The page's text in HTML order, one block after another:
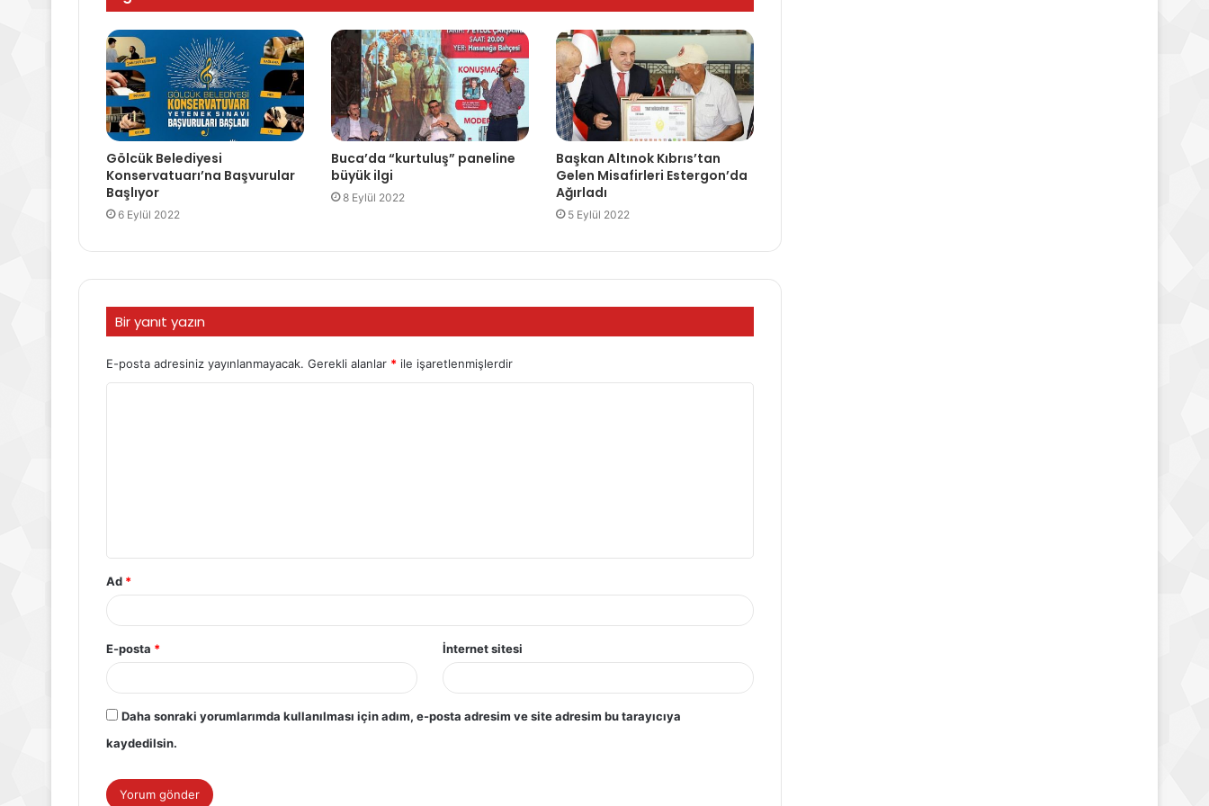
Gölcük Belediyesi
Konservatuarı’na Başvurular
Başlıyor
6 Eylül 2022
Buca’da “kurtuluş” paneline
büyük ilgi
8 Eylül 2022
Başkan Altınok Kıbrıs’tan
Gelen Misafirleri Estergon’da
Ağırladı
5 Eylül 2022
Bir yanıt yazın
E-posta adresiniz yayınlanmayacak. Gerekli alanlar * ile işaretlenmişlerdir
Ad *
E-posta * İnternet sitesi
Daha sonraki yorumlarımda kullanılması için adım, e-posta adresim ve site adresim bu tarayıcıya
kaydedilsin.